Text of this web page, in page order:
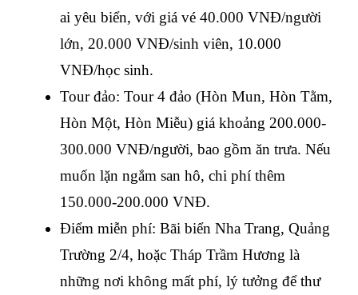
ai yêu biển, với giá vé 40.000 VNĐ/người
lớn, 20.000 VNĐ/sinh viên, 10.000
VNĐ/học sinh.
Tour đảo: Tour 4 đảo (Hòn Mun, Hòn Tằm,
Hòn Một, Hòn Miễu) giá khoảng 200.000-
300.000 VNĐ/người, bao gồm ăn trưa. Nếu
muốn lặn ngắm san hô, chi phí thêm
150.000-200.000 VNĐ.
Điểm miễn phí: Bãi biển Nha Trang, Quảng
Trường 2/4, hoặc Tháp Trầm Hương là
những nơi không mất phí, lý tưởng để thư